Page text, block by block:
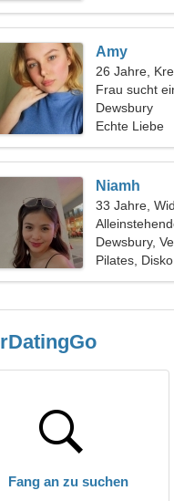
Amy
26 Jahre,
Frau sucht
Dewsbury
Echte Liebe
Niamh
33 Jahre,
Dewsbury,
Pilates, Disko
Fang an zu suchen